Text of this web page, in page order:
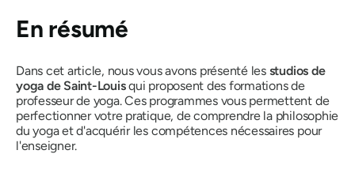
En résumé
Dans cet article, nous vous avons présenté lesstudios de
yoga de Saint-Louisqui proposent des formations de
professeur de yoga. Ces programmes vous permettent de
perfectionner votre pratique, de comprendre la philosophie
du yoga et d'acquérir les compétences nécessaires pour
l'enseigner.